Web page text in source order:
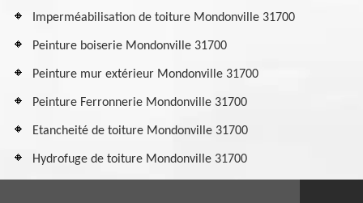
Imperméabilisation de toiture Mondonville 31700
Peinture boiserie Mondonville 31700
Peinture mur extérieur Mondonville 31700
Peinture Ferronnerie Mondonville 31700
Etancheité de toiture Mondonville 31700
Hydrofuge de toiture Mondonville 31700